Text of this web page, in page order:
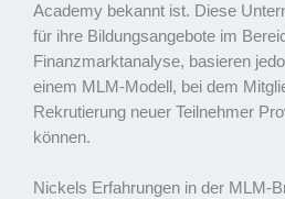
Academy bekannt ist. Diese
für ihre Bildungsangebote im
Finanzmarktanalyse, basieren
einem MLM-Modell, bei dem
Rekrutierung neuer Teilnehmer
können.
Nickels Erfahrungen in der MLM-